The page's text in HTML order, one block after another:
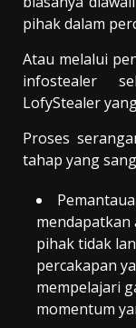
pihak dalam
Atau melalui
infostealer
LofyStealer
Proses
tahap yang
mendapatkan
pihak tidak
percakapan
mempelajari
momentum